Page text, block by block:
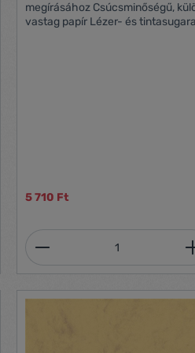
a kívánt
megírásához Csúcsminőségű, különlegesen
vastag papír Lézer- és tintasugaras
5 710 Ft